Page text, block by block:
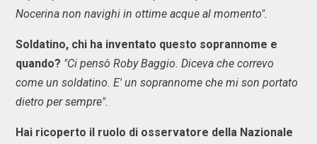
Nocerina non navighi in ottime acque al momento".
Soldatino, chi ha inventato questo soprannome e
quando? "Ci pensò Roby Baggio. Diceva che correvo
come un soldatino. E' un soprannome che mi son portato
dietro per sempre".
Hai ricoperto il ruolo di osservatore della Nazionale